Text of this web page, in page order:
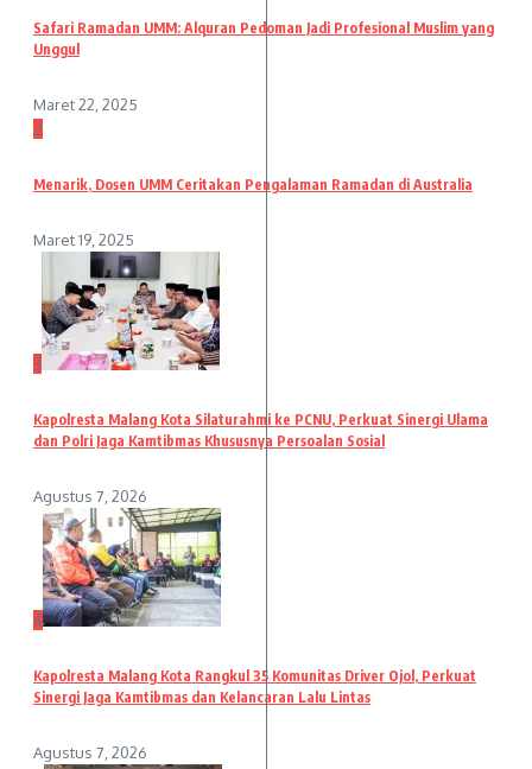
Safari Ramadan UMM: Alquran Pedoman Jadi Profesional Muslim yang
Unggul
Maret 22, 2025
2
Menarik, Dosen UMM Ceritakan Pengalaman Ramadan di Australia
Maret 19, 2025
3
Kapolresta Malang Kota Silaturahmi ke PCNU, Perkuat Sinergi Ulama
dan Polri Jaga Kamtibmas Khususnya Persoalan Sosial
Agustus 7, 2026
4
Kapolresta Malang Kota Rangkul 35 Komunitas Driver Ojol, Perkuat
Sinergi Jaga Kamtibmas dan Kelancaran Lalu Lintas
Agustus 7, 2026